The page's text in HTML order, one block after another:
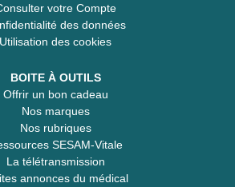
votre Compte
des données
Utilisation des cookies
BOITE À OUTILS
Offrir un bon cadeau
Nos marques
Nos rubriques
SESAM-Vitale
La télétransmission
annonces du médical